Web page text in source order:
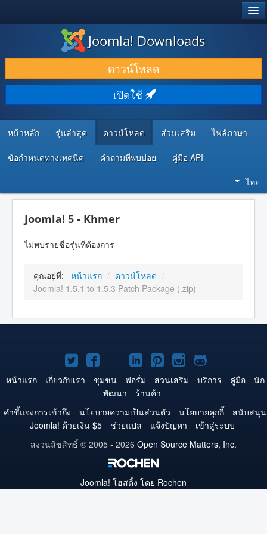
ดาวน์โหลด & ส่วนเสริม
ค้นคว้า & เรียนรู้
ชุมชน & สนับสนุน
ทรัพยากรสำหรับนักพัฒนา
Joomla! Downloads
ดาวน์โหลด
เปิดใช้
หน้าหลัก รุ่นล่าสุด ดาวน์โหลด ส่วนเสริม ไฟล์ภาษา
ข้อกำหนดทางเทคนิค คำถามที่พบบ่อย คู่มือ API
ไทย
Joomla! 5 - Khmer
ไม่พบรายชื่อรุ่นที่ต้องการ
คุณอยู่ที่: หน้าแรก / ดาวน์โหลด /
Joomla! 1.5.1 to 1.5.3 Patch Package (.zip)
Joomla!
บน
Twitter
Joomla!
บน
Facebook
Joomla!
บน
YouTube
Joomla!
บน
LinkedIn
Joomla!
บน
Pinterest
Joomla!
บน
Joomla!
บน
หน้าแรก เกี่ยวกับเรา ชุมชน ฟอรั่ม ส่วนเสริม บริการ คู่มือ
นัก
พัฒนา
ร้านค้า
คำชี้แจงการเข้าถึง
นโยบายความเป็นส่วนตัว นโยบายคุกกี้
สนับสนุน
Joomla! ด้วยเงิน $5
ช่วยแปล แจ้งปัญหา
เข้าสู่ระบบ
สงวนลิขสิทธิ์ © 2005 - 2026 Open Source Matters, Inc.
Joomla! โฮสติ้ง โดย Rochen